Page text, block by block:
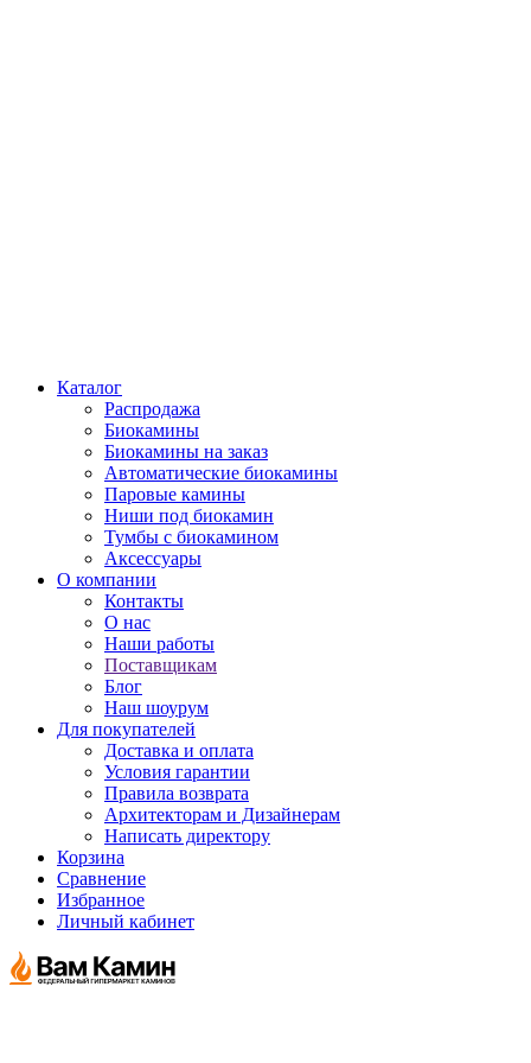
Каталог
Распродажа
Биокамины
Биокамины на заказ
Автоматические биокамины
Паровые камины
Ниши под биокамин
Тумбы с биокамином
Аксессуары
О компании
Контакты
О нас
Наши работы
Поставщикам
Блог
Наш шоурум
Для покупателей
Доставка и оплата
Условия гарантии
Правила возврата
Архитекторам и Дизайнерам
Написать директору
Корзина
Сравнение
Избранное
Личный кабинет